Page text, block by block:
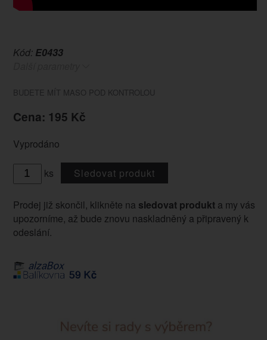
Kód: E0433
BUDETE MÍT MASO POD KONTROLOU
Cena: 195 Kč
Vyprodáno
ks Sledovat produkt
Prodej již skončil, klikněte na sledovat produkta my vás
upozorníme, až bude znovu naskladněný a připravený k
odeslání.